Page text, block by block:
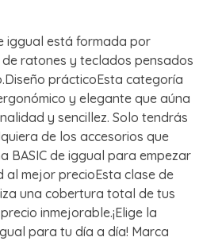
iggual está formada por
ratones y teclados pensados
prácticoEsta categoría
y elegante que aúna
y sencillez. Solo tendrás
de los accesorios que
BASIC de iggual para empezar
al mejor precioEsta clase de
una cobertura total de tus
inmejorable.¡Elige la
para tu día a día! Marca